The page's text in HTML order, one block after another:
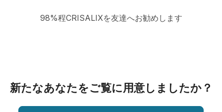
98%程CRISALIXを友達へお勧めします
新たなあなたをご覧に用意しましたか？